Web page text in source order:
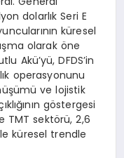
dolarlık Seri E
küresel
olarak öne
Akü’yü, DFDS’in
operasyonunu
ve lojistik
göstergesi
TMT sektörü, 2,6
küresel trendle